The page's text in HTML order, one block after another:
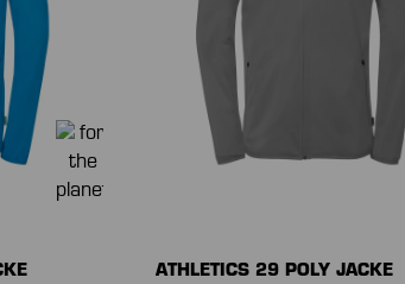
ATHLETICS 29 POLY JACKE